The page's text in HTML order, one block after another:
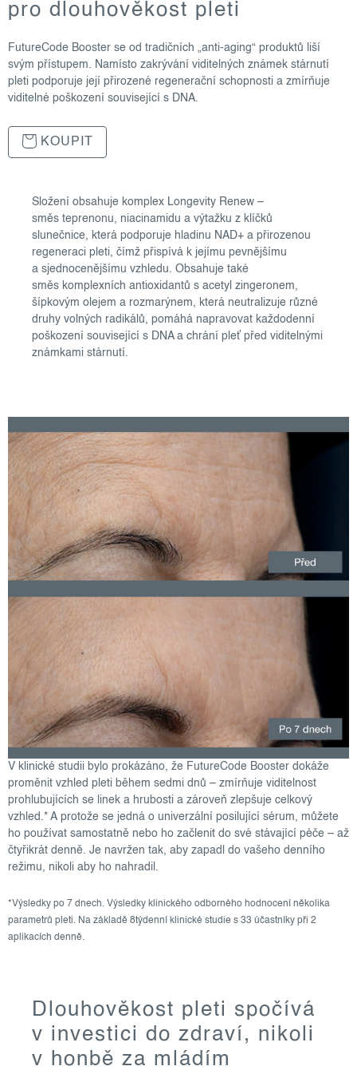
pro dlouhověkost pleti
FutureCode Booster se od tradičních „anti-aging“ produktů liší
svým přístupem. Namísto zakrývání viditelných známek stárnutí
pleti podporuje její přirozené regenerační schopnosti a zmírňuje
viditelné poškození související s DNA.
KOUPIT
Složení obsahuje komplex Longevity Renew –
směs teprenonu, niacinamidu a výtažku z klíčků
slunečnice, která podporuje hladinu NAD+ a přirozenou
regeneraci pleti, čímž přispívá k jejímu pevnějšímu
a sjednocenějšímu vzhledu. Obsahuje také
směs komplexních antioxidantů s acetyl zingeronem,
šípkovým olejem a rozmarýnem, která neutralizuje různé
druhy volných radikálů, pomáhá napravovat každodenní
poškození související s DNA a chrání pleť před viditelnými
známkami stárnutí.
V klinické studii bylo prokázáno, že FutureCode Booster dokáže
proměnit vzhled pleti během sedmi dnů – zmírňuje viditelnost
prohlubujících se linek a hrubosti a zároveň zlepšuje celkový
vzhled.* A protože se jedná o univerzální posilující sérum, můžete
ho používat samostatně nebo ho začlenit do své stávající péče – až
čtyřikrát denně. Je navržen tak, aby zapadl do vašeho denního
režimu, nikoli aby ho nahradil.
*Výsledky po 7 dnech. Výsledky klinického odborného hodnocení několika
parametrů pleti. Na základě 8týdenní klinické studie s 33 účastníky při 2
aplikacích denně.
Dlouhověkost pleti spočívá
v investici do zdraví, nikoli
v honbě za mládím